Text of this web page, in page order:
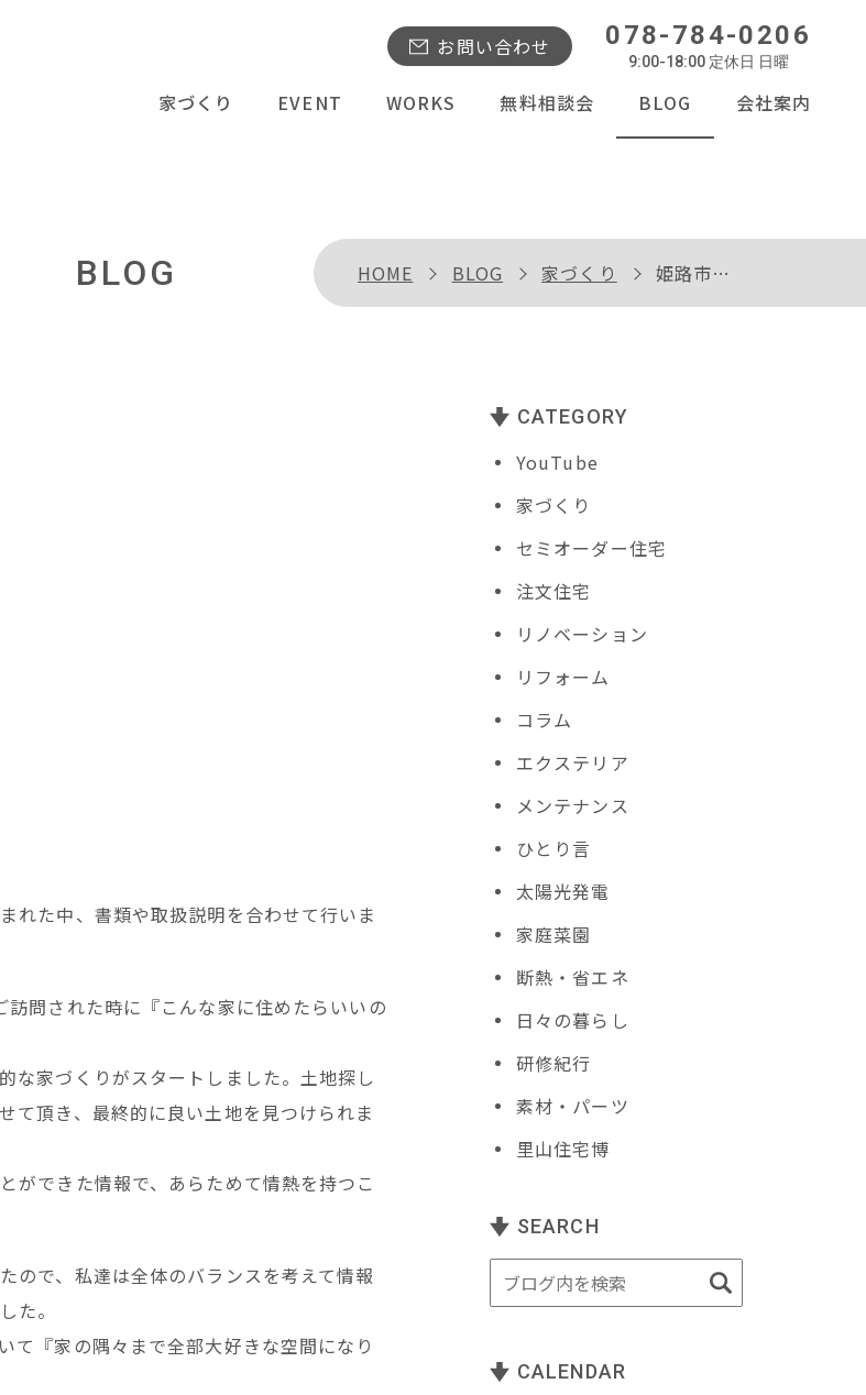
家づくり EVENT WORKS 無料相談会 BLOG 会社案内
お問い合わせ 078-784-0206
9:00-18:00 定休日 日曜
HOME BLOG 家づくり 姫路市Ｋ様邸お引渡し
BLOG
れた中、書類や取扱説明を合わせて行いま
問された時に『こんな家に住めたらいいの
な家づくりがスタートしました。土地探し
て頂き、最終的に良い土地を見つけられま
ができた情報で、あらためて情熱を持つこ
ので、私達は全体のバランスを考えて情報
た。
て『家の隅々まで全部大好きな空間になり
CATEGORY
YouTube
家づくり
セミオーダー住宅
注文住宅
リノベーション
リフォーム
コラム
エクステリア
メンテナンス
ひとり言
太陽光発電
家庭菜園
断熱・省エネ
日々の暮らし
研修紀行
素材・パーツ
里山住宅博
SEARCH
CALENDAR